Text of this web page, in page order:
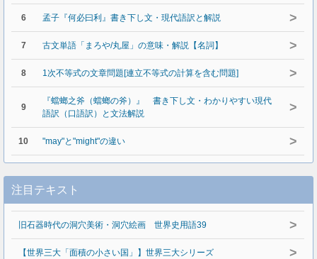
6 孟子『何必曰利』書き下し文・現代語訳と解説 >
7 古文単語「まろや/丸屋」の意味・解説【名詞】 >
8 1次不等式の文章問題[連立不等式の計算を含む問題] >
9
『蟷螂之斧（蟷螂の斧）』 書き下し文・わかりやすい現代
語訳（口語訳）と文法解説
>
10 "may"と"might"の違い >
注目テキスト
旧石器時代の洞穴美術・洞穴絵画 世界史用語39 >
【世界三大「面積の小さい国」】世界三大シリーズ >